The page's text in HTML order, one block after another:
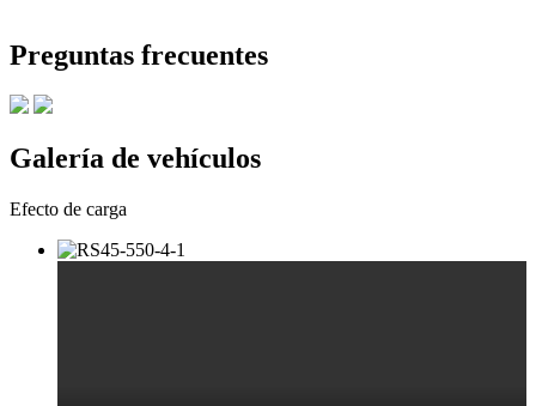
Preguntas frecuentes
Galería de vehículos
Efecto de carga